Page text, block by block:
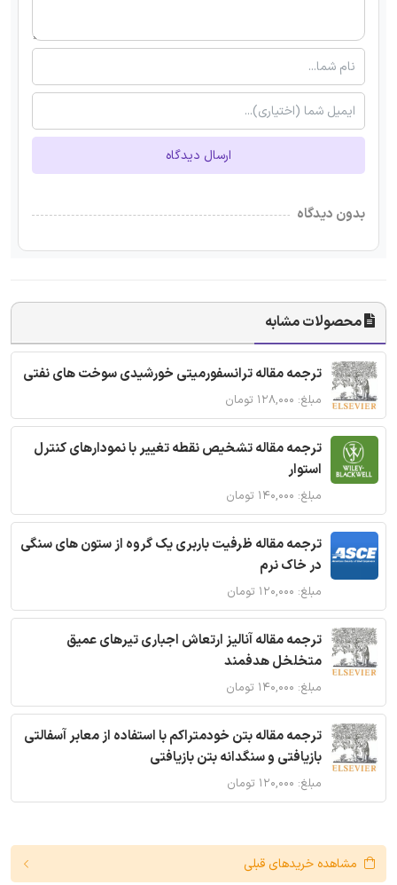
ارسال دیدگاه
بدون دیدگاه
محصولات مشابه
ترجمه مقاله ترانسفورمیتی خورشیدی سوخت های نفتی
مبلغ: ۱۲۸,۰۰۰ تومان
ترجمه مقاله تشخیص نقطه تغییر با نمودارهای کنترل
استوار
مبلغ: ۱۴۰,۰۰۰ تومان
ترجمه مقاله ظرفیت باربری یک گروه از ستون های سنگی
در خاک نرم
مبلغ: ۱۲۰,۰۰۰ تومان
ترجمه مقاله آنالیز ارتعاش اجباری تیرهای عمیق
متخلخل هدفمند
مبلغ: ۱۴۰,۰۰۰ تومان
ترجمه مقاله بتن خودمتراکم با استفاده از معابر آسفالتی
بازیافتی و سنگدانه بتن بازیافتی
مبلغ: ۱۲۰,۰۰۰ تومان
مشاهده خریدهای قبلی